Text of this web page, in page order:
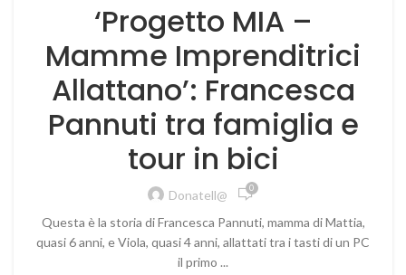
‘Progetto MIA –
Mamme Imprenditrici
Allattano’: Francesca
Pannuti tra famiglia e
tour in bici
Donatell@ 0
Questa è la storia di Francesca Pannuti, mamma di Mattia,
quasi 6 anni, e Viola, quasi 4 anni, allattati tra i tasti di un PC
il primo ...